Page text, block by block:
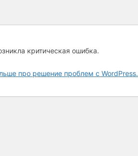
критическая ошибка.
про решение проблем с WordPress.